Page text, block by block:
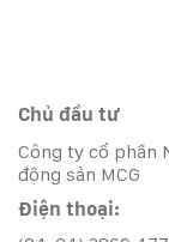
Chủ đầu tư
Công ty cổ phần
động sản MCG
Điện thoại: